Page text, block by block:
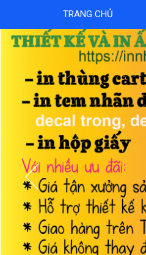
TRANG CHỦ